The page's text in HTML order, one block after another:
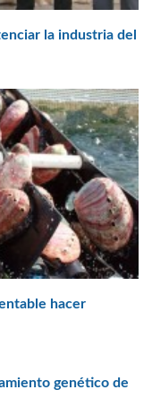
la industria del
hacer
genético de